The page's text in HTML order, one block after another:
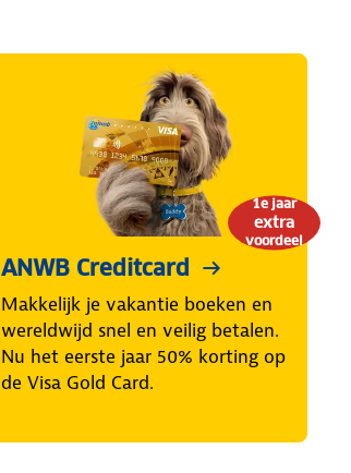
1e jaar
extra
voordeel
ANWB Creditcard
Makkelijk je vakantie boeken en
wereldwijd snel en veilig betalen.
Nu het eerste jaar 50% korting op
de Visa Gold Card.